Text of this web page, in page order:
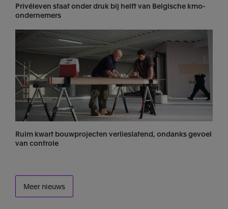
Meer nieuws
Privéleven staat onder druk bij helft van Belgische kmo-
ondernemers
Ruim kwart bouwprojecten verlieslatend, ondanks gevoel
van controle